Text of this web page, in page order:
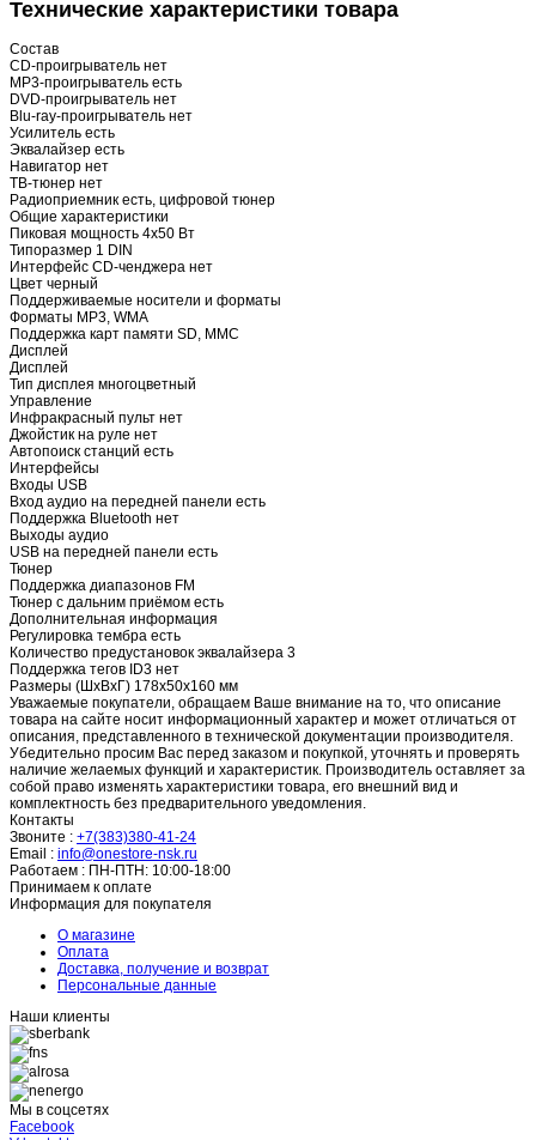
Технические характеристики товара
Состав
CD-проигрыватель нет
MP3-проигрыватель есть
DVD-проигрыватель нет
Blu-ray-проигрыватель нет
Усилитель есть
Эквалайзер есть
Навигатор нет
ТВ-тюнер нет
Радиоприемник есть, цифровой тюнер
Общие характеристики
Пиковая мощность 4x50 Вт
Типоразмер 1 DIN
Интерфейс CD-ченджера нет
Цвет черный
Поддерживаемые носители и форматы
Форматы MP3, WMA
Поддержка карт памяти SD, MMC
Дисплей
Дисплей
Тип дисплея многоцветный
Управление
Инфракрасный пульт нет
Джойстик на руле нет
Автопоиск станций есть
Интерфейсы
Входы USB
Вход аудио на передней панели есть
Поддержка Bluetooth нет
Выходы аудио
USB на передней панели есть
Тюнер
Поддержка диапазонов FM
Тюнер с дальним приёмом есть
Дополнительная информация
Регулировка тембра есть
Количество предустановок эквалайзера 3
Поддержка тегов ID3 нет
Размеры (ШхВхГ) 178x50x160 мм
Уважаемые покупатели, обращаем Ваше внимание на то, что описание
товара на сайте носит информационный характер и может отличаться от
описания, представленного в технической документации производителя.
Убедительно просим Вас перед заказом и покупкой, уточнять и проверять
наличие желаемых функций и характеристик. Производитель оставляет за
собой право изменять характеристики товара, его внешний вид и
комплектность без предварительного уведомления.
Контакты
Звоните : +7(383)380-41-24
Email : info@onestore-nsk.ru
Работаем : ПН-ПТН: 10:00-18:00
Принимаем к оплате
Информация для покупателя
О магазине
Оплата
Доставка, получение и возврат
Персональные данные
Наши клиенты
Мы в соцсетях
Facebook